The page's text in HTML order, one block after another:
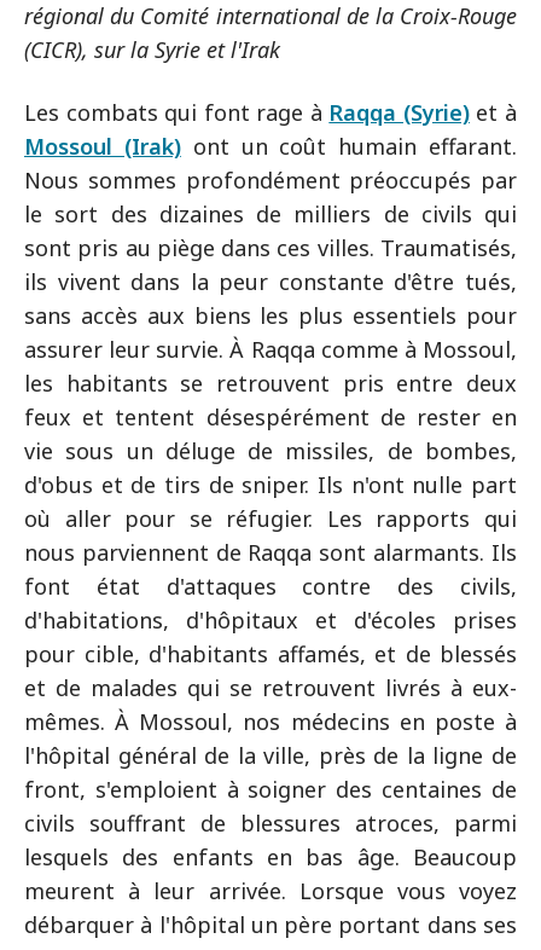
régional du Comité international de la Croix-Rouge
(CICR), sur la Syrie et l'Irak
Les combats qui font rage à Raqqa (Syrie)et à
Mossoul (Irak)ont un coût humain effarant.
Nous sommes profondément préoccupés par
le sort des dizaines de milliers de civils qui
sont pris au piège dans ces villes. Traumatisés,
ils vivent dans la peur constante d'être tués,
sans accès aux biens les plus essentiels pour
assurer leur survie. À Raqqa comme à Mossoul,
les habitants se retrouvent pris entre deux
feux et tentent désespérément de rester en
vie sous un déluge de missiles, de bombes,
d'obus et de tirs de sniper. Ils n'ont nulle part
où aller pour se réfugier. Les rapports qui
nous parviennent de Raqqa sont alarmants. Ils
font état d'attaques contre des civils,
d'habitations, d'hôpitaux et d'écoles prises
pour cible, d'habitants affamés, et de blessés
et de malades qui se retrouvent livrés à eux-
mêmes. À Mossoul, nos médecins en poste à
l'hôpital général de la ville, près de la ligne de
front, s'emploient à soigner des centaines de
civils souffrant de blessures atroces, parmi
lesquels des enfants en bas âge. Beaucoup
meurent à leur arrivée. Lorsque vous voyez
débarquer à l'hôpital un père portant dans ses